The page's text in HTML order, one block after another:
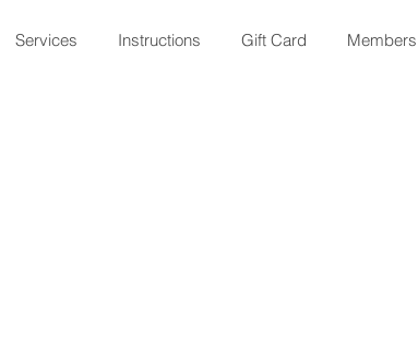
Services Instructions Gift Card